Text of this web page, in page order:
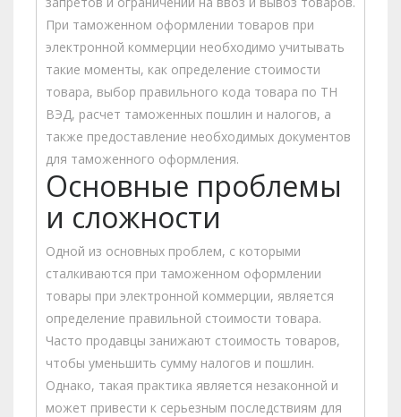
При таможенном оформлении товаров при
электронной коммерции необходимо учитывать
такие моменты, как определение стоимости
товара, выбор правильного кода товара по ТН
ВЭД, расчет таможенных пошлин и налогов, а
также предоставление необходимых документов
для таможенного оформления.
Основные проблемы
и сложности
Одной из основных проблем, с которыми
сталкиваются при таможенном оформлении
товары при электронной коммерции, является
определение правильной стоимости товара.
Часто продавцы занижают стоимость товаров,
чтобы уменьшить сумму налогов и пошлин.
Однако, такая практика является незаконной и
может привести к серьезным последствиям для